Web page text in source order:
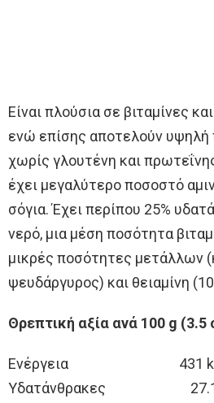
Είναι πλούσια σε βιταμίνες
ενώ επίσης αποτελούν
χωρίς γλουτένη και
έχει μεγαλύτερο ποσοστό
σόγια. Έχει περίπου 25%
νερό, μια μέση ποσότητα
μικρές ποσότητες μετάλλων
ψευδάργυρος) και θειαμίνη
Θρεπτική αξία ανά 100 g (3.5
Ενέργεια 431 kJ
Υδατάνθρακες